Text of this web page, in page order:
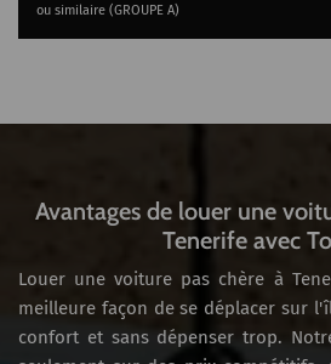
ou similaire (GROUPE A)
Avantages de louer une
Tenerife avec
Louer une voiture pas chère à
meilleure façon de se déplacer sur
confort et sans dépenser trop.